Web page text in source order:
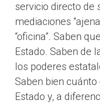
servicio directo de
mediaciones
“oficina”. Saben
Estado. Saben de
los poderes
Saben bien
Estado y, a